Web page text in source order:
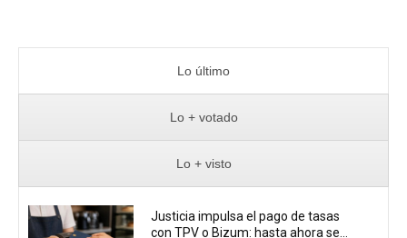
Lo último
Lo + votado
Lo + visto
Justicia impulsa el pago de tasas
con TPV o Bizum: hasta ahora se...